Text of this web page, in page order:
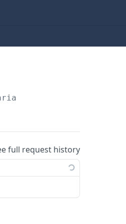
full request history